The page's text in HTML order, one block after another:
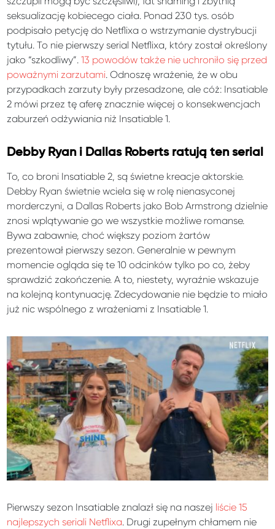
seksualizację kobiecego ciała. Ponad 230 tys. osób
podpisało petycję do Netflixa o wstrzymanie dystrybucji
tytułu. To nie pierwszy serial Netflixa, który został określony
jako “szkodliwy”.13 powodów także nie uchroniło się przed
poważnymi zarzutami. Odnoszę wrażenie, że w obu
przypadkach zarzuty były przesadzone, ale cóż: Insatiable
2 mówi przez tę aferę znacznie więcej o konsekwencjach
zaburzeń odżywiania niż Insatiable 1.
Debby Ryan i Dallas Roberts ratują ten serial
To, co broni Insatiable 2, są świetne kreacje aktorskie.
Debby Ryan świetnie wciela się w rolę nienasyconej
morderczyni, a Dallas Roberts jako Bob Armstrong dzielnie
znosi wplątywanie go we wszystkie możliwe romanse.
Bywa zabawnie, choć większy poziom żartów
prezentował pierwszy sezon. Generalnie w pewnym
momencie ogląda się te 10 odcinków tylko po co, żeby
sprawdzić zakończenie. A to, niestety, wyraźnie wskazuje
na kolejną kontynuację. Zdecydowanie nie będzie to miało
już nic wspólnego z wrażeniami z Insatiable 1.
Pierwszy sezon Insatiable znalazł się na naszej liście 15
najlepszych seriali Netflixa. Drugi zupełnym chłamem nie